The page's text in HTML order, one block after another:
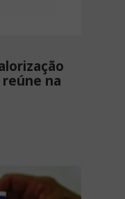
na